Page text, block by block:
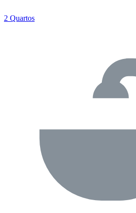
2 Quartos